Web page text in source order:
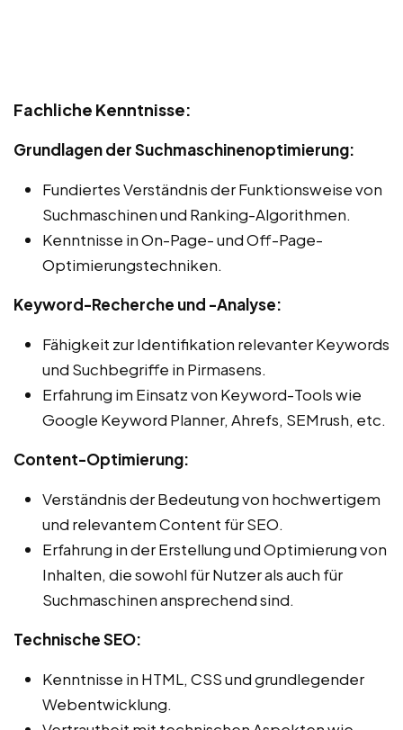
Fachliche Kenntnisse:
Grundlagen der Suchmaschinenoptimierung:
Fundiertes Verständnis der Funktionsweise von
Suchmaschinen und Ranking-Algorithmen.
Kenntnisse in On-Page- und Off-Page-
Optimierungstechniken.
Keyword-Recherche und -Analyse:
Fähigkeit zur Identifikation relevanter Keywords
und Suchbegriffe in Pirmasens.
Erfahrung im Einsatz von Keyword-Tools wie
Google Keyword Planner, Ahrefs, SEMrush, etc.
Content-Optimierung:
Verständnis der Bedeutung von hochwertigem
und relevantem Content für SEO.
Erfahrung in der Erstellung und Optimierung von
Inhalten, die sowohl für Nutzer als auch für
Suchmaschinen ansprechend sind.
Technische SEO:
Kenntnisse in HTML, CSS und grundlegender
Webentwicklung.